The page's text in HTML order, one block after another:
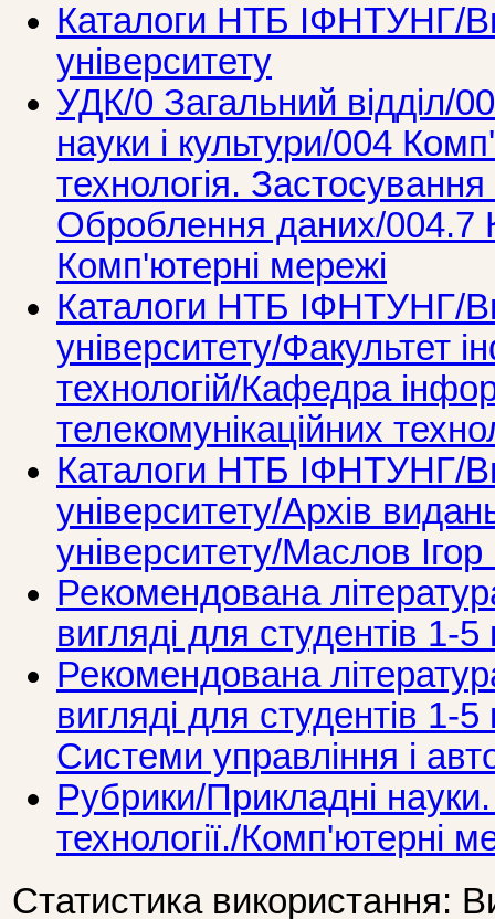
Каталоги НТБ ІФНТУНГ/
університету
УДК/0 Загальний вiддiл/
науки i культури/004
технологія.
Оброблення даних/004.7
Комп'ютерні мережі
Каталоги НТБ ІФНТУНГ/
університету/Факультет
технологій/Кафедра
телекомунікаційних
Каталоги НТБ ІФНТУНГ/
університету/Архів
університету/Маслов
Рекомендована
вигляді для студентів 1-5
Рекомендована
вигляді для студентів 1-
Системи управління і
Рубрики/Прикладні
технології./Комп'ютерні
Статистика використання: